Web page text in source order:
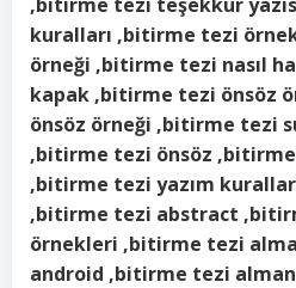
kuralları ,bitirme tezi
örneği ,bitirme tezi nasıl
kapak ,bitirme tezi önsöz
önsöz örneği ,bitirme tezi
,bitirme tezi önsöz ,bitirme
,bitirme tezi yazım
,bitirme tezi abstract
örnekleri ,bitirme tezi
android ,bitirme tezi